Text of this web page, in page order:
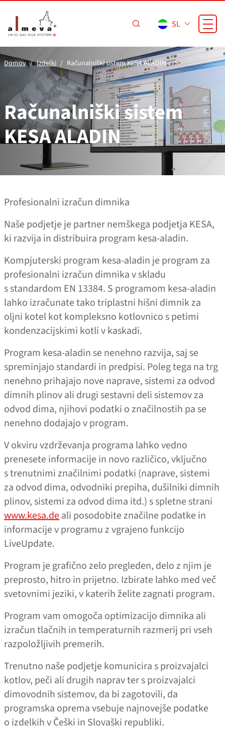
SL
Domov Izdelki Računalniški sistem KESA ALADIN
Računalniški sistem
KESA ALADIN
Profesionalni izračun dimnika
Naše podjetje je partner nemškega podjetja KESA,
ki razvija in distribuira program kesa-aladin.
Kompjuterski program kesa-aladin je program za
profesionalni izračun dimnika v skladu
s standardom EN 13384. S programom kesa-aladin
lahko izračunate tako triplastni hišni dimnik za
oljni kotel kot kompleksno kotlovnico s petimi
kondenzacijskimi kotli v kaskadi.
Program kesa-aladin se nenehno razvija, saj se
spreminjajo standardi in predpisi. Poleg tega na trg
nenehno prihajajo nove naprave, sistemi za odvod
dimnih plinov ali drugi sestavni deli sistemov za
odvod dima, njihovi podatki o značilnostih pa se
nenehno dodajajo v program.
V okviru vzdrževanja programa lahko vedno
prenesete informacije in novo različico, vključno
s trenutnimi značilnimi podatki (naprave, sistemi
za odvod dima, odvodniki prepiha, dušilniki dimnih
plinov, sistemi za odvod dima itd.) s spletne strani
www.kesa.deali posodobite značilne podatke in
informacije v programu z vgrajeno funkcijo
LiveUpdate.
Program je grafično zelo pregleden, delo z njim je
preprosto, hitro in prijetno. Izbirate lahko med več
svetovnimi jeziki, v katerih želite zagnati program.
Program vam omogoča optimizacijo dimnika ali
izračun tlačnih in temperaturnih razmerij pri vseh
razpoložljivih premerih.
Trenutno naše podjetje komunicira s proizvajalci
kotlov, peči ali drugih naprav ter s proizvajalci
dimovodnih sistemov, da bi zagotovili, da
programska oprema vsebuje najnovejše podatke
o izdelkih v Češki in Slovaški republiki.